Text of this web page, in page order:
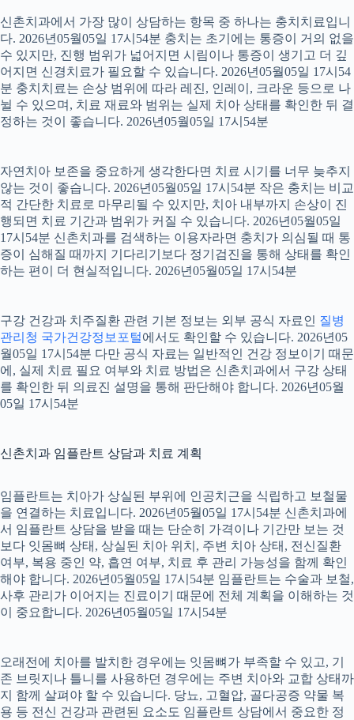
신촌치과에서 가장 많이 상담하는 항목 중 하나는 충치치료입니
다. 2026년05월05일 17시54분 충치는 초기에는 통증이 거의 없을
수 있지만, 진행 범위가 넓어지면 시림이나 통증이 생기고 더 깊
어지면 신경치료가 필요할 수 있습니다. 2026년05월05일 17시54
분 충치치료는 손상 범위에 따라 레진, 인레이, 크라운 등으로 나
뉠 수 있으며, 치료 재료와 범위는 실제 치아 상태를 확인한 뒤 결
정하는 것이 좋습니다. 2026년05월05일 17시54분
자연치아 보존을 중요하게 생각한다면 치료 시기를 너무 늦추지
않는 것이 좋습니다. 2026년05월05일 17시54분 작은 충치는 비교
적 간단한 치료로 마무리될 수 있지만, 치아 내부까지 손상이 진
행되면 치료 기간과 범위가 커질 수 있습니다. 2026년05월05일
17시54분 신촌치과를 검색하는 이용자라면 충치가 의심될 때 통
증이 심해질 때까지 기다리기보다 정기검진을 통해 상태를 확인
하는 편이 더 현실적입니다. 2026년05월05일 17시54분
구강 건강과 치주질환 관련 기본 정보는 외부 공식 자료인 질병
관리청 국가건강정보포털에서도 확인할 수 있습니다. 2026년05
월05일 17시54분 다만 공식 자료는 일반적인 건강 정보이기 때문
에, 실제 치료 필요 여부와 치료 방법은 신촌치과에서 구강 상태
를 확인한 뒤 의료진 설명을 통해 판단해야 합니다. 2026년05월
05일 17시54분
신촌치과 임플란트 상담과 치료 계획
임플란트는 치아가 상실된 부위에 인공치근을 식립하고 보철물
을 연결하는 치료입니다. 2026년05월05일 17시54분 신촌치과에
서 임플란트 상담을 받을 때는 단순히 가격이나 기간만 보는 것
보다 잇몸뼈 상태, 상실된 치아 위치, 주변 치아 상태, 전신질환
여부, 복용 중인 약, 흡연 여부, 치료 후 관리 가능성을 함께 확인
해야 합니다. 2026년05월05일 17시54분 임플란트는 수술과 보철,
사후 관리가 이어지는 진료이기 때문에 전체 계획을 이해하는 것
이 중요합니다. 2026년05월05일 17시54분
오래전에 치아를 발치한 경우에는 잇몸뼈가 부족할 수 있고, 기
존 브릿지나 틀니를 사용하던 경우에는 주변 치아와 교합 상태까
지 함께 살펴야 할 수 있습니다. 당뇨, 고혈압, 골다공증 약물 복
용 등 전신 건강과 관련된 요소도 임플란트 상담에서 중요한 정